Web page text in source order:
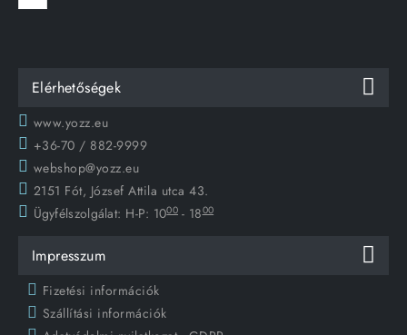
Elérhetőségek
www.yozz.eu
+36-70 / 882-9999
webshop@yozz.eu
2151 Fót, József Attila utca 43.
Ügyfélszolgálat: H-P: 1000 - 1800
Impresszum
Fizetési információk
Szállítási információk